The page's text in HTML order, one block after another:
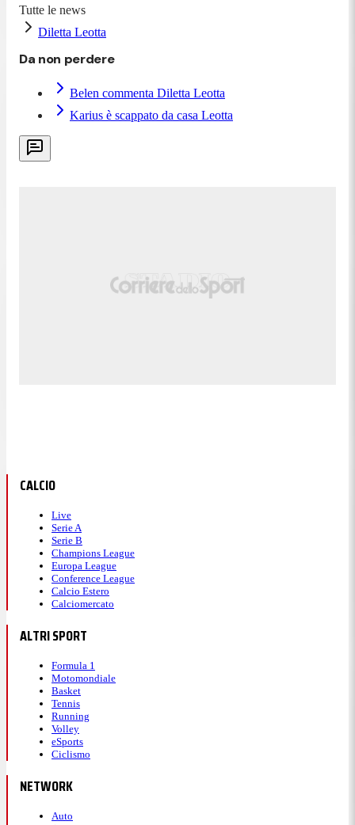
Tutte le news
Diletta Leotta
Da non perdere
Belen commenta Diletta Leotta
Karius è scappato da casa Leotta
CALCIO
Live
Serie A
Serie B
Champions League
Europa League
Conference League
Calcio Estero
Calciomercato
ALTRI SPORT
Formula 1
Motomondiale
Basket
Tennis
Running
Volley
eSports
Ciclismo
NETWORK
Auto